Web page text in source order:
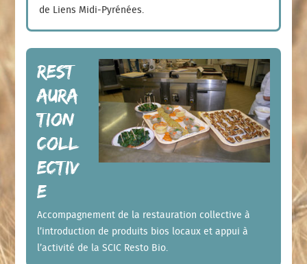
de Liens Midi-Pyrénées.
Rest
aura
tion
coll
ectiv
e
Accompagnement de la restauration collective à
l’introduction de produits bios locaux et appui à
l’activité de la SCIC Resto Bio.